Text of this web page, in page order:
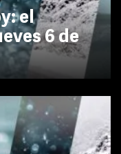
el
6 de